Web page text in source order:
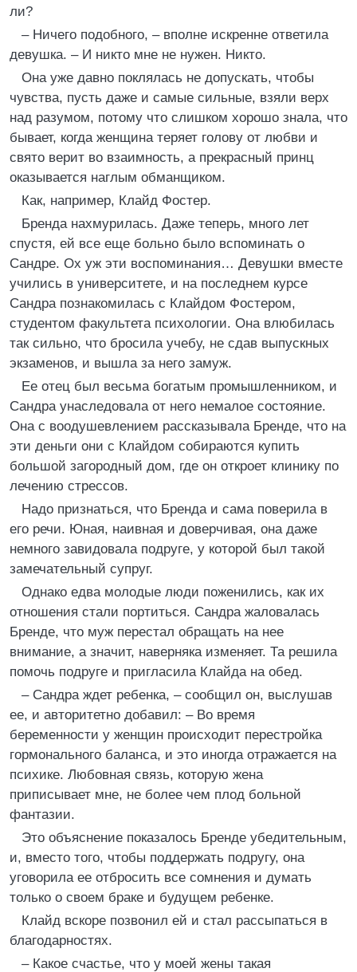
ли?
– Ничего подобного, – вполне искренне ответила
девушка. – И никто мне не нужен. Никто.
Она уже давно поклялась не допускать, чтобы
чувства, пусть даже и самые сильные, взяли верх
над разумом, потому что слишком хорошо знала, что
бывает, когда женщина теряет голову от любви и
свято верит во взаимность, а прекрасный принц
оказывается наглым обманщиком.
Как, например, Клайд Фостер.
Бренда нахмурилась. Даже теперь, много лет
спустя, ей все еще больно было вспоминать о
Сандре. Ох уж эти воспоминания… Девушки вместе
учились в университете, и на последнем курсе
Сандра познакомилась с Клайдом Фостером,
студентом факультета психологии. Она влюбилась
так сильно, что бросила учебу, не сдав выпускных
экзаменов, и вышла за него замуж.
Ее отец был весьма богатым промышленником, и
Сандра унаследовала от него немалое состояние.
Она с воодушевлением рассказывала Бренде, что на
эти деньги они с Клайдом собираются купить
большой загородный дом, где он откроет клинику по
лечению стрессов.
Надо признаться, что Бренда и сама поверила в
его речи. Юная, наивная и доверчивая, она даже
немного завидовала подруге, у которой был такой
замечательный супруг.
Однако едва молодые люди поженились, как их
отношения стали портиться. Сандра жаловалась
Бренде, что муж перестал обращать на нее
внимание, а значит, наверняка изменяет. Та решила
помочь подруге и пригласила Клайда на обед.
– Сандра ждет ребенка, – сообщил он, выслушав
ее, и авторитетно добавил: – Во время
беременности у женщин происходит перестройка
гормонального баланса, и это иногда отражается на
психике. Любовная связь, которую жена
приписывает мне, не более чем плод больной
фантазии.
Это объяснение показалось Бренде убедительным,
и, вместо того, чтобы поддержать подругу, она
уговорила ее отбросить все сомнения и думать
только о своем браке и будущем ребенке.
Клайд вскоре позвонил ей и стал рассыпаться в
благодарностях.
– Какое счастье, что у моей жены такая